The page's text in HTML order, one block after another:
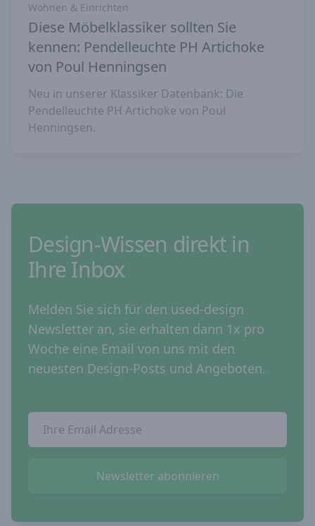
Wohnen & Einrichten
Diese Möbelklassiker sollten Sie
kennen: Pendelleuchte PH Artichoke
von Poul Henningsen
Neu in unserer Klassiker Datenbank: Die
Pendelleuchte PH Artichoke von Poul
Henningsen.
Design-Wissen direkt in
Ihre Inbox
Melden Sie sich für den used-design
Newsletter an, sie erhalten dann 1x pro
Woche eine Email von uns mit den
neuesten Design-Posts und Angeboten.
Email Addresse
Newsletter abonnieren